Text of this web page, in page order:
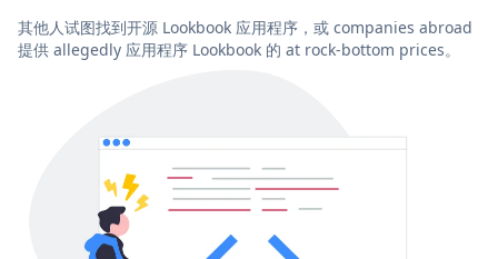
其他人试图找到开源 Lookbook 应用程序，或 companies abroad
提供 allegedly 应用程序 Lookbook 的 at rock-bottom prices。